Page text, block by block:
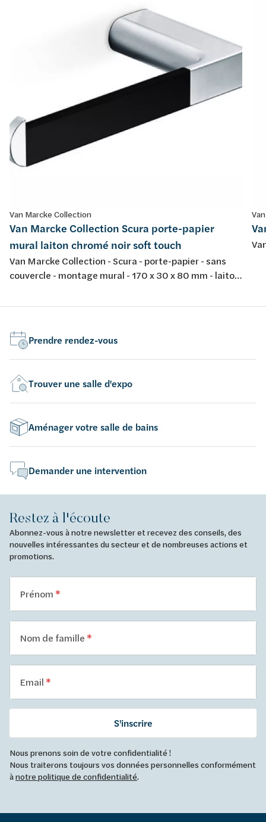
Van Marcke Collection
Van Marcke Collection Scura porte-papier
mural laiton chromé noir soft touch
Van Marcke Collection - Scura - porte-papier - sans
couvercle - montage mural - 170 x 30 x 80 mm - laiton
Prendre rendez-vous
Trouver une salle d'expo
Aménager votre salle de bains
Demander une intervention
Restez à l'écoute
Abonnez-vous à notre newsletter et recevez des conseils, des
nouvelles intéressantes du secteur et de nombreuses actions et
promotions.
Prénom
Nom de famille
Email
S'inscrire
Nous prenons soin de votre confidentialité !
Nous traiterons toujours vos données personnelles conformément
ànotre politique de confidentialité.